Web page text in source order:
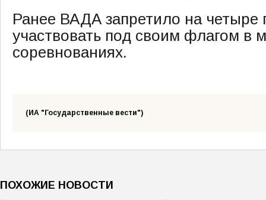
Ранее ВАДА запретило на четыре
участвовать под своим флагом в
соревнованиях.
(ИА "Государственные вести")
ПОХОЖИЕ НОВОСТИ